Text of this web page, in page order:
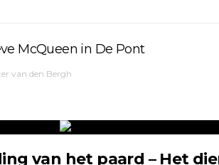
McQueen in De Pont
van den Bergh
van het paard – Het